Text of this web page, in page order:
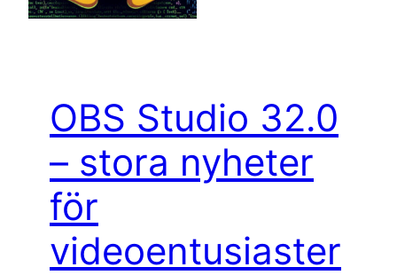
OBS Studio 32.0
– stora nyheter
för
videoentusiaster